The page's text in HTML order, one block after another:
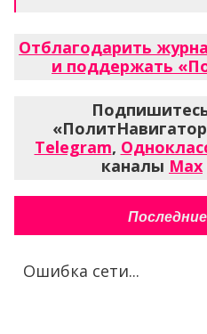
Отблагодарить
и поддержать
Telegram,
каналы Max
Ошибка сети...